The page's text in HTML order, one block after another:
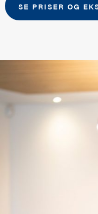
SE PRISER OG